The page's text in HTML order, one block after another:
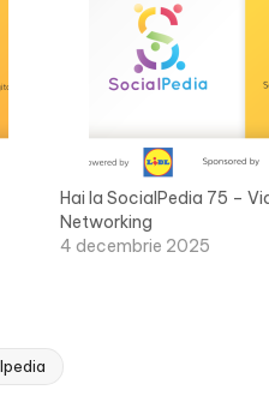
Hai la SocialPedia 75 –
Networking
4 decembrie 2025